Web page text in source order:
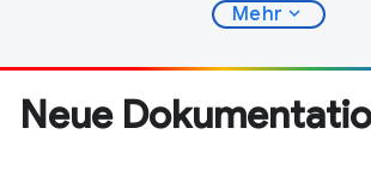
Mehr expand_more
Neue